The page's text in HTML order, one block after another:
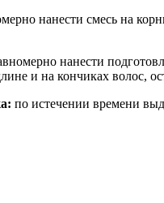
нанести смесь на
нанести
и на кончиках волос,
по истечении времени